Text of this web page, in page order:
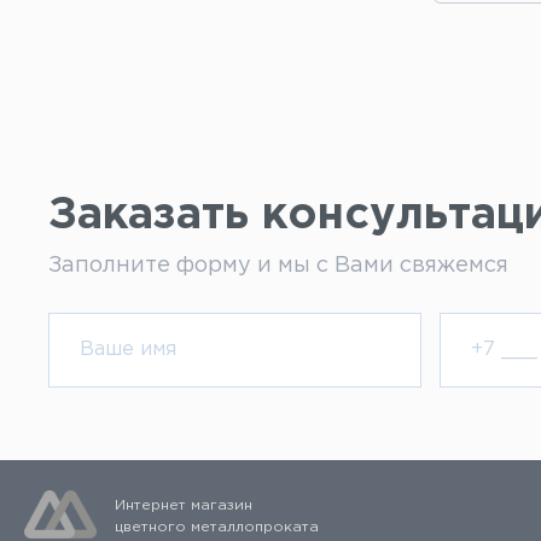
Заказать
Заполните форму и мы с Вами свяжемся
Интернет магазин
цветного металлопроката